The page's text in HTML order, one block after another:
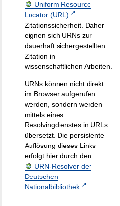
Uniform Resource
Locator (URL)
Zitationssicherheit. Daher
eignen sich URNs zur
dauerhaft sichergestellten
Zitation in
wissenschaftlichen Arbeiten.
URNs können nicht direkt
im Browser aufgerufen
werden, sondern werden
mittels eines
Resolvingdienstes in URLs
übersetzt. Die persistente
Auflösung dieses Links
erfolgt hier durch den
URN-Resolver der
Deutschen
Nationalbibliothek
.